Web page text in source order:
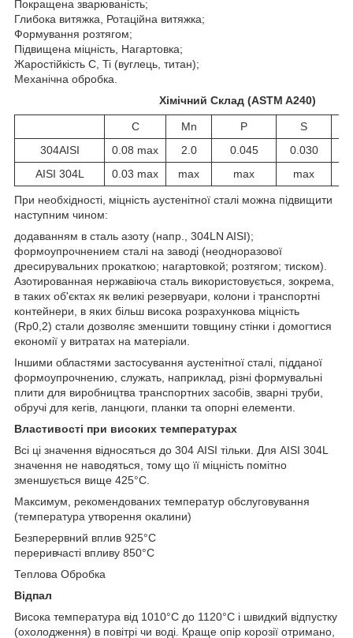
Покращена зварюваність;
Глибока витяжка, Ротаційна витяжка;
Формування розтягом;
Підвищена міцність, Нагартовка;
Жаростійкість C, Ti (вуглець, титан);
Механічна обробка.
Хімічний Склад (ASTM A240)
C Mn P
S
304AISI
0.08 max 2.0 0.045
0.030
AISI 304L
0.03 max max max max
При необхідності, міцність аустенітної сталі можна підвищити
наступним чином:
додаванням в сталь азоту (напр., 304LN AISI);
формоупрочнением сталі на заводі (неодноразової
дресирувальних прокаткою; нагартовкой; розтягом; тиском).
Азотированная нержавіюча сталь використовується, зокрема,
в таких об'єктах як великі резервуари, колони і транспортні
контейнери, в яких більш висока розрахункова міцність
(Rp0,2) стали дозволяє зменшити товщину стінки і домогтися
економії у витратах на матеріали.
Іншими областями застосування аустенітної сталі, підданої
формоупрочнению, служать, наприклад, різні формувальні
плити для виробництва транспортних засобів, зварні труби,
обручі для кегів, ланцюги, планки та опорні елементи.
Властивості при високих температурах
Всі ці значення відносяться до 304 AISI тільки. Для AISI 304L
значення не наводяться, тому що її міцність помітно
зменшується вище 425°C.
Максимум, рекомендованих температур обслуговування
(температура утворення окалини)
Безперервний вплив 925°C
переривчасті впливу 850°C
Теплова Обробка
Відпал
Висока температура від 1010°C до 1120°C і швидкий відпустку
(охолодження) в повітрі чи воді. Краще опір корозії отримано,